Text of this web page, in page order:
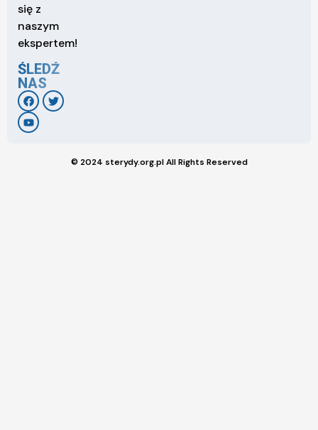
się z
naszym
ekspertem!
ŚLEDŹ
NAS
© 2024 sterydy.org.pl All Rights Reserved